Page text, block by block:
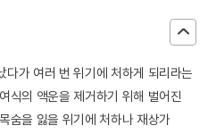
다가 여러 번 위기에 처하게 되리라는
식의 액운을 제거하기 위해 벌어진
숨을 잃을 위기에 처하나 재상가